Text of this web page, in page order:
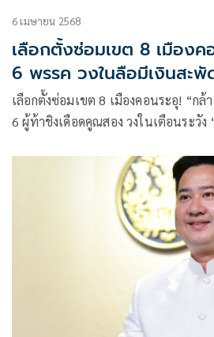
6 เมษายน 2568
เลือกตั้งซ่อมเขต 8 เมืองค
6 พรรค วงในลือมีเงินสะพั
เลือกตั้งซ่อมเขต 8 เมืองคอนระอุ! “กล้
6 ผู้ท้าชิงเดือดคูณสอง วงในเตือนระวัง